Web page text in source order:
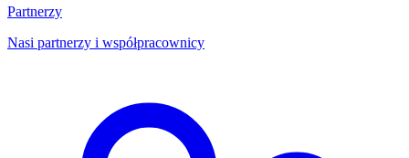
Partnerzy
Nasi partnerzy i współpracownicy